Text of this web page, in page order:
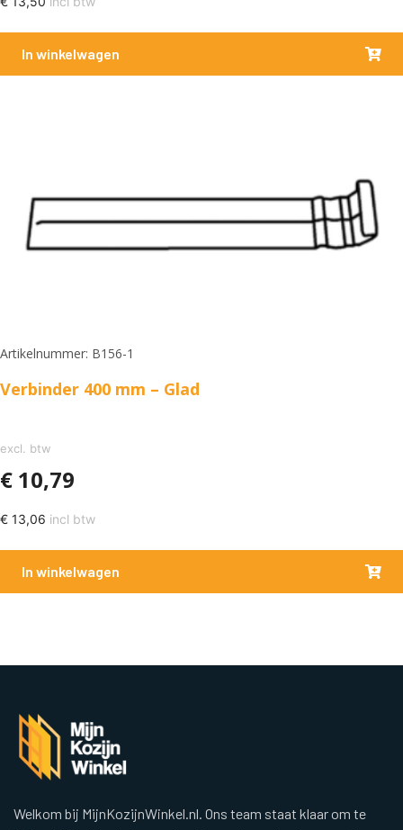
In winkelwagen
Artikelnummer: B156-1
Verbinder 400 mm – Glad
excl. btw
€ 10,79
€ 13,06 incl btw
In winkelwagen
Welkom bij MijnKozijnWinkel.nl. Ons team staat klaar om te